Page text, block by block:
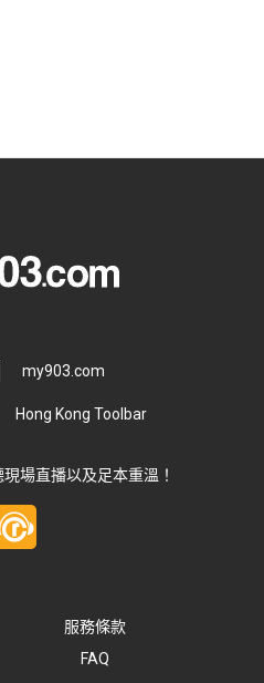
my903.com
Hong Kong Toolbar
場直播以及足本重溫！
服務條款
FAQ